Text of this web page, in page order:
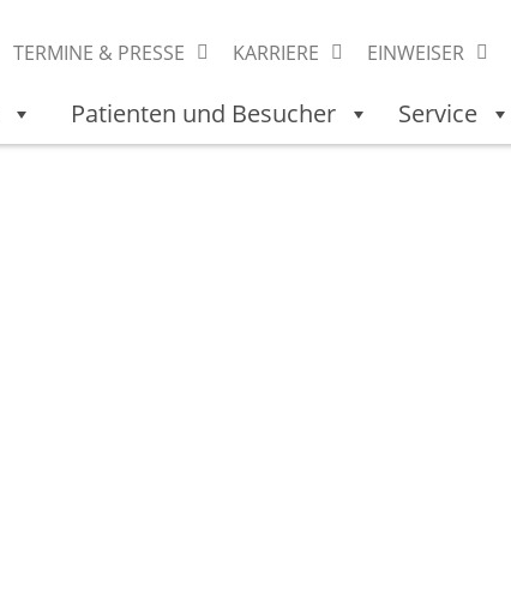
TERMINE & PRESSE KARRIERE EINWEISER
Patienten und Besucher Service